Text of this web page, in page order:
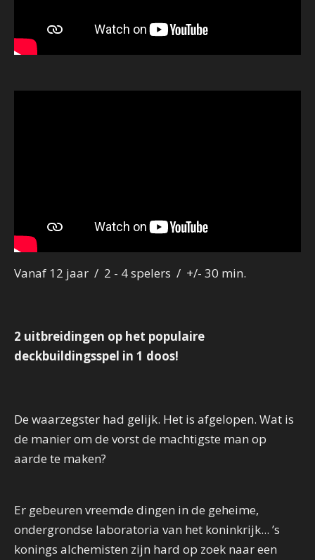
Vanaf 12 jaar / 2 - 4 spelers / +/- 30 min.
2 uitbreidingen op het populaire
deckbuildingsspel in 1 doos!
De waarzegster had gelijk. Het is afgelopen. Wat is
de manier om de vorst de machtigste man op
aarde te maken?
Er gebeuren vreemde dingen in de geheime,
ondergrondse laboratoria van het koninkrijk... ’s
konings alchemisten zijn hard op zoek naar een